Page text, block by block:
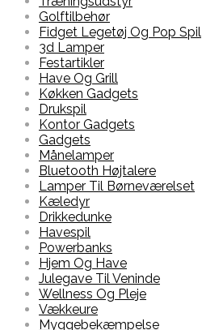
Golftilbehør
Fidget Legetøj Og Pop Spil
3d Lamper
Festartikler
Have Og Grill
Køkken Gadgets
Drukspil
Kontor Gadgets
Gadgets
Månelamper
Bluetooth Højtalere
Lamper Til Børneværelset
Kæledyr
Drikkedunke
Havespil
Powerbanks
Hjem Og Have
Julegave Til Veninde
Wellness Og Pleje
Vækkeure
Myggebekæmpelse